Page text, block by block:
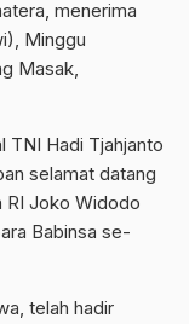
menerima
Minggu
Masak,
TNI Hadi Tjahjanto
selamat datang
RI Joko Widodo
Babinsa se-
telah hadir